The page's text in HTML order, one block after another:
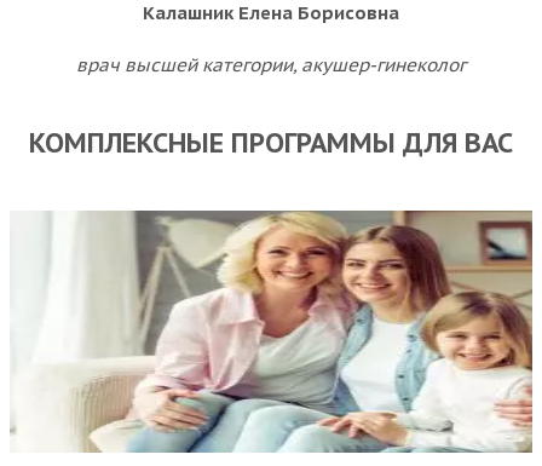
Калашник Елена Борисовна
врач высшей категории, акушер-гинеколог
КОМПЛЕКСНЫЕ ПРОГРАММЫ ДЛЯ ВАС